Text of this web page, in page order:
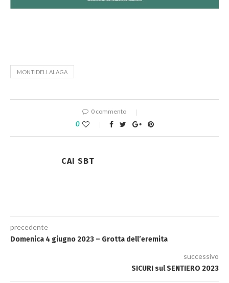
MONTIDELLALAGA
0 commento
0
CAI SBT
precedente
Domenica 4 giugno 2023 – Grotta dell’eremita
successivo
SICURI sul SENTIERO 2023